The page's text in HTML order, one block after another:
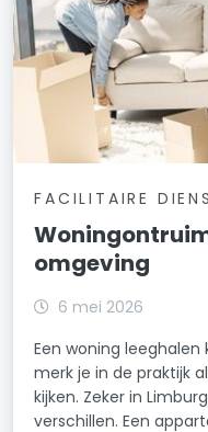
FACILITAIRE
omgeving
6 mei 2026
Een woning
merk je in de praktijk
kijken. Zeker in
verschillen. Een